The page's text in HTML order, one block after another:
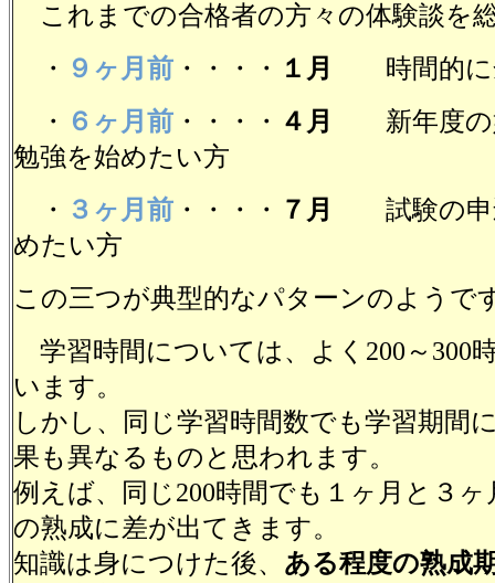
これまでの合格者の方々の体験談を
・ ９ヶ月前 ・・・・ １月
時間的に
・ ６ヶ月前 ・・・・ ４月
新年度の
勉強を始めたい方
・ ３ヶ月前 ・・・・ ７月
試験の申
めたい方
この三つが典型的なパターンのようで
学習時間については、よく200～300
います。
しかし、同じ学習時間数でも学習期間
果も異なるものと思われます。
例えば、同じ200時間でも１ヶ月と３
の熟成に差が出てきます。
知識は身につけた後、 ある程度の熟成